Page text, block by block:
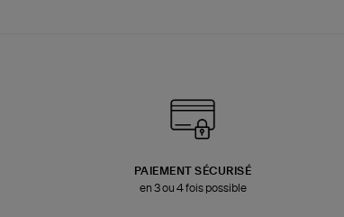
PAIEMENT SÉCURISÉ
en 3 ou 4 fois possible